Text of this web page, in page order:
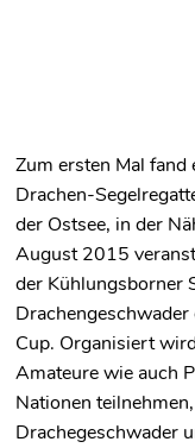
Zum ersten Mal
Drachen-
der Ostsee, in der
August 2015
der Kühlungsborner
Cup. Organisiert
Amateure wie auch
Nationen
Drachegeschwader